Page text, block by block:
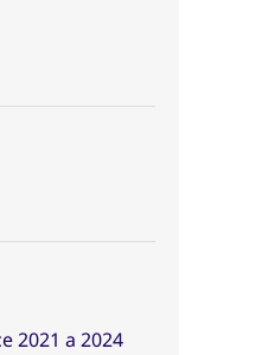
2021 a 2024